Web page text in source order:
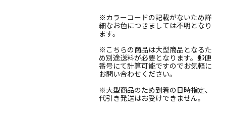
※カラーコードの記載がないため詳
細なお色につきましては不明となり
ます。
※こちらの商品は大型商品となるた
め別途送料が必要となります。郵便
番号にて計算可能ですのでお気軽に
お問い合わせください。
※大型商品のため到着の日時指定、
代引き発送はお受けできません。